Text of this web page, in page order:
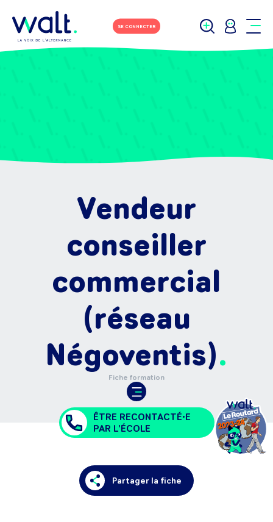
SE CONNECTER
Vendeur
conseiller
commercial
(réseau
Négoventis)
Fiche formation
ÊTRE RECONTACTÉ•E
PAR L'ÉCOLE
Partager la fiche